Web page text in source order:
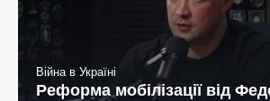
Війна в Україні
Реформа мобілізації від